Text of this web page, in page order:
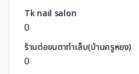
Tk nail salon
0
ร้านต่อขนตาทำเล็บ(บ้านครูหยง)
0